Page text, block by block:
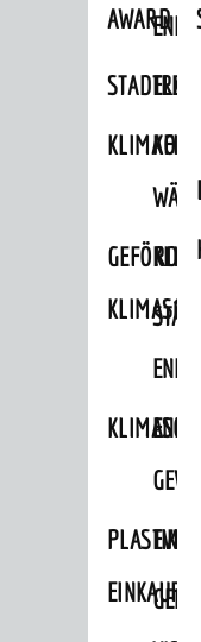
AWARD
KLIMAFIT
EVENTS